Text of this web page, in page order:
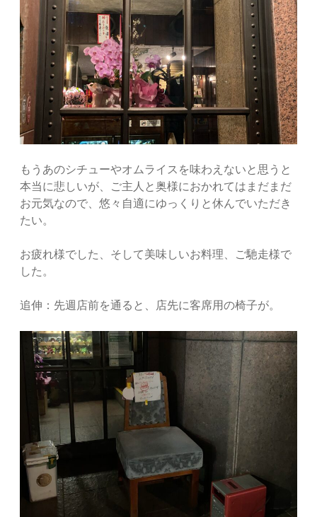
もうあのシチューやオムライスを味わえないと思うと
本当に悲しいが、ご主人と奥様におかれてはまだまだ
お元気なので、悠々自適にゆっくりと休んでいただき
たい。
お疲れ様でした、そして美味しいお料理、ご馳走様で
した。
追伸：先週店前を通ると、店先に客席用の椅子が。